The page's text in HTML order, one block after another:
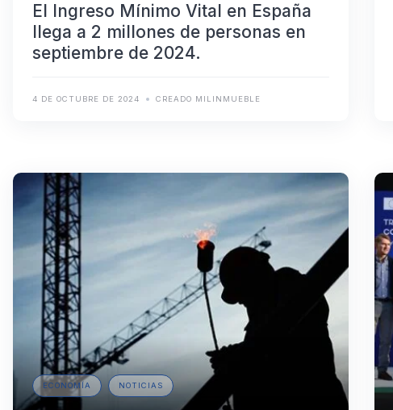
El Ingreso Mínimo Vital en España
llega a 2 millones de personas en
septiembre de 2024.
4 DE OCTUBRE DE 2024 CREADO MILINMUEBLE
ECONOMÍA NOTICIAS